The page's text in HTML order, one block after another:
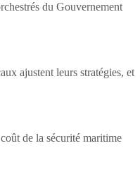
du Gouvernement
ajustent leurs stratégies, et
de la sécurité maritime